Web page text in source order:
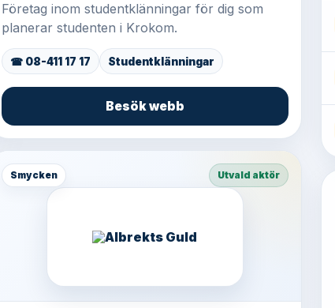
Företag inom studentklänningar för dig som
planerar studenten i Krokom.
☎ 08-411 17 17 Studentklänningar
Besök webb
Smycken Utvald aktör